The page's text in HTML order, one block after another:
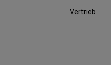
Vertrieb